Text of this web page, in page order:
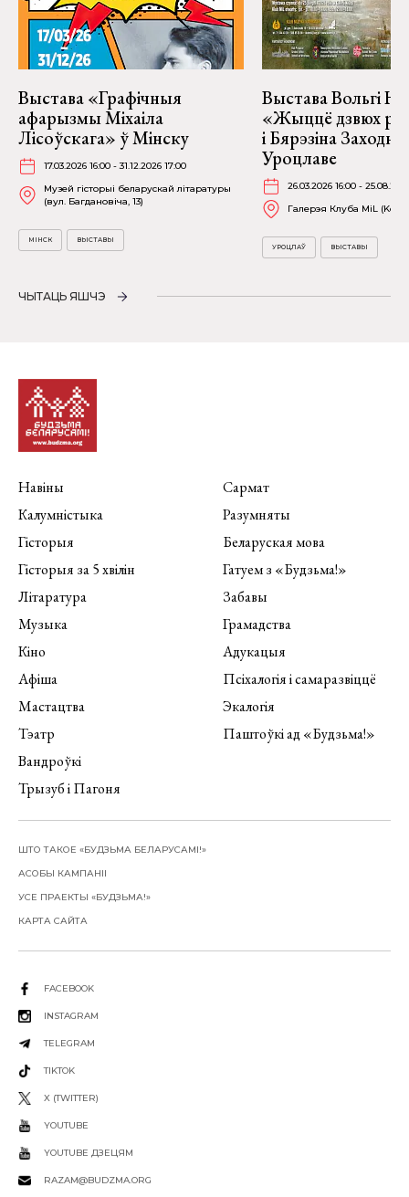
Выстава «Графічныя
афарызмы Міхаіла
Лісоўскага» ў Мінску
17.03.2026 16:00 - 31.12.2026 17:00
Музей гісторыі беларускай літаратуры
(вул. Багдановіча, 13)
МІНСК ВЫСТАВЫ
Выстава Вольгі
«Жыццё дзвюх
і Бярэзіна
Уроцлаве
26.03.2026 16:00 -
Галерэя Клуба MiL
УРОЦЛАЎ ВЫСТАВЫ
ЧЫТАЦЬ ЯШЧЭ
Навіны
Калумністыка
Гісторыя
Гісторыя за 5 хвілін
Літаратура
Музыка
Кіно
Афіша
Мастацтва
Тэатр
Вандроўкі
Трызуб і Пагоня
Сармат
Разумняты
Беларуская мова
Гатуем з «Будзьма!»
Забавы
Грамадства
Адукацыя
Псіхалогія і самаразвіццё
Экалогія
Паштоўкі ад «Будзьма!»
ШТО ТАКОЕ «БУДЗЬМА БЕЛАРУСАМІ!»
АСОБЫ КАМПАНІІ
УСЕ ПРАЕКТЫ «БУДЗЬМА!»
КАРТА САЙТА
FACEBOOK
INSTAGRAM
TELEGRAM
TIKTOK
X (TWITTER)
YOUTUBE
YOUTUBE ДЗЕЦЯМ
RAZAM@BUDZMA.ORG